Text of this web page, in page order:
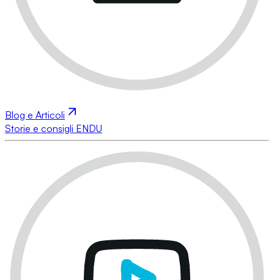
Blog e Articoli
Storie e consigli ENDU